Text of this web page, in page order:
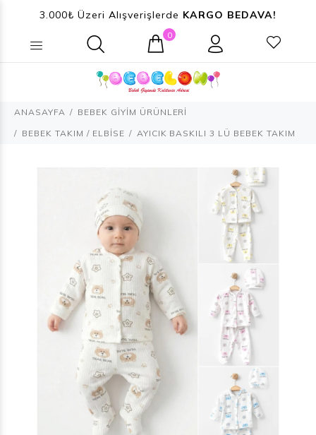
3.000₺ Üzeri Alışverişlerde KARGO BEDAVA!
Ne aramıştınız? (Ürün, Kategori ...)
0
ANASAYFA
BEBEK GİYİM ÜRÜNLERİ
BEBEK TAKIM / ELBİSE
AYICIK BASKILI 3 LÜ BEBEK TAKIM